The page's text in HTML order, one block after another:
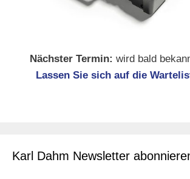
Nächster Termin: wird bald
Lassen Sie sich auf die
Karl Dahm Newsletter